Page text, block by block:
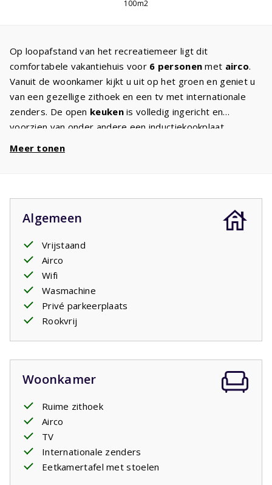
100m2
Op loopafstand van het recreatiemeer ligt dit
comfortabele vakantiehuis voor 6 personen met airco.
Vanuit de woonkamer kijkt u uit op het groen en geniet u
van een gezellige zithoek en een tv met internationale
zenders. De open keukenis volledig ingericht en
voorzien van onder andere een inductiekookplaat,
een uitgebreid ontbijt, een goed boek in de middagzon of
een lange avond buiten. Dankzij de ligging vlakbij het
Het vakantiehuis beschikt over
slaapkamers zijn ingericht met een tweepersoonsbed en
de derde slaapkamer heeft twee eenpersoonsbedden.
Demasterbedroom
Daarnaast is er een tweede badkamer aanwezig, wat
extra comfort biedt voor gezinnen of meerdere stellen
die samen op vakantie zijn.
zodat u ook tijdens een langer verblijf van alle gemakken
bent voorzien.
Meer tonen
Algemeen
Vrijstaand
Airco
Wifi
Wasmachine
Privé parkeerplaats
Rookvrij
Woonkamer
Ruime zithoek
Airco
TV
Internationale zenders
Eetkamertafel met stoelen